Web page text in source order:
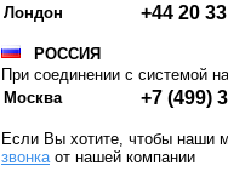
Лондон
+44 20
РОССИЯ
При соединении с системой
Москва +7 (499)
Если Вы хотите, чтобы наши
звонкаот нашей компании